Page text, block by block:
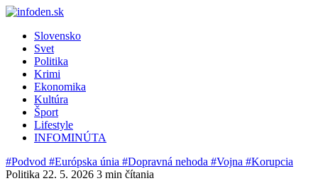
Slovensko
Svet
Politika
Krimi
Ekonomika
Kultúra
Šport
Lifestyle
INFOMINÚTA
#Podvod #Európska únia #Dopravná nehoda #Vojna #Korupcia
Politika 22. 5. 2026 3 min čítania